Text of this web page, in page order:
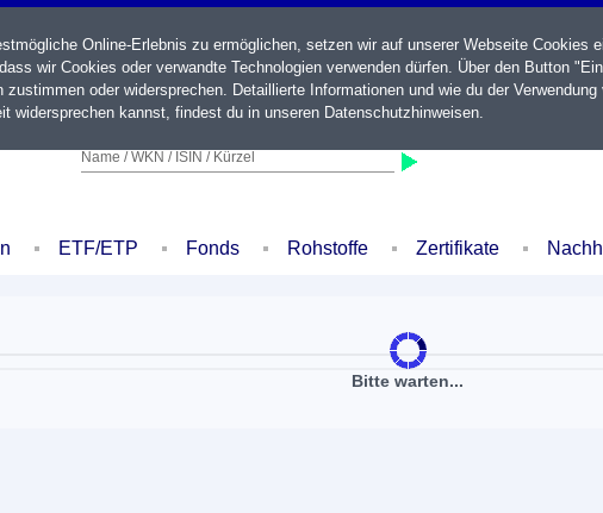
Name / WKN / ISIN / Kürzel
ETF/ETP Fonds Rohstoffe Zertifikate
Bitte warten...
Online-Erlebnis zu ermöglichen, setzen wir auf unserer Webseite Cookies
wir Cookies oder verwandte Technologien verwenden dürfen. Über den Button
oder widersprechen. Detaillierte Informationen und wie du der Verwendung
widersprechen kannst, findest du in unseren Datenschutzhinweisen.